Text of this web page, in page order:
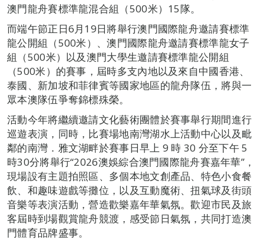
澳門龍舟賽標準龍混合組（500米）15隊。
而端午節正日6月19日將舉行澳門國際龍舟邀請賽標準
龍公開組（500米）、澳門國際龍舟邀請賽標準龍女子
組（500米）以及澳門大學生邀請賽標準龍公開組
（500米）的賽事，屆時多支內地以及來自中國香港、
泰國、新加坡和菲律賓等國家地區的龍舟隊伍，將與一
眾本澳隊伍爭奪錦標殊榮。
活動今年將繼續邀請文化藝術團體於賽事舉行期間進行
巡遊表演，同時，比賽場地南灣湖水上活動中心以及毗
鄰的南灣．雅文湖畔於賽事日早上 9 時 30 分至下午 5
時30分將舉行“2026澳娛綜合澳門國際龍舟賽嘉年華”，
現場設有主題拍照區、多個本地文創產品、特色小食餐
飲、和趣味遊戲等攤位，以及互動魔術、扭氣球及街頭
音樂等表演活動，營造歡樂嘉年華氣氛。歡迎市民及旅
客屆時到場觀賞龍舟競渡，感受節日氣氛，共同打造澳
門體育品牌盛事。